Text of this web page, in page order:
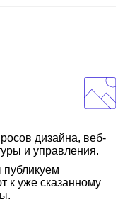
дизайна, веб-
и управления.
к уже сказанному